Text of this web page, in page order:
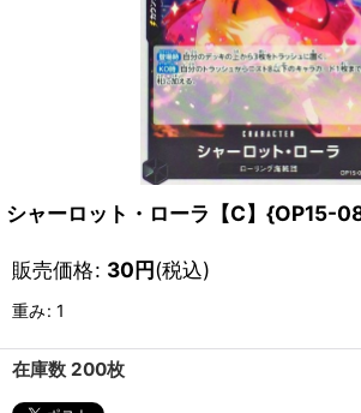
シャーロット・ローラ【C】{OP15-
販売価格: 30円(税込)
重み: 1
在庫数 200枚